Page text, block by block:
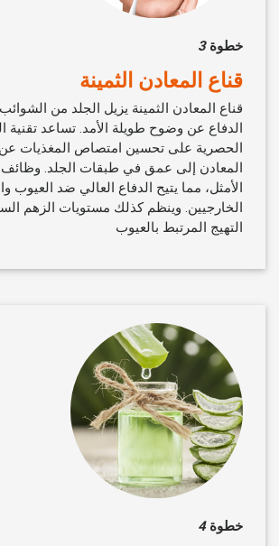
خطوة3
قناع المعادن الثمينة
قناع المعادن الثمينة يزيل الجلد من
الدفاع عن وضوح طويلة الأمد. تساعد تقنية
الحصرية على تحسين امتصاص المغذيات
المعادن إلى عمق في طبقات الجلد. وظائف
الأمثل، مما يتيح الدفاع العالي ضد العيوب
الخارجيين. وينظم كذلك مستويات الزهم
التهيج المرتبط بالعيوب
خطوة4